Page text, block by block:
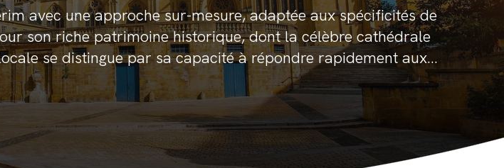
avec une approche sur-mesure, adaptée aux spécificités de
son riche patrimoine historique, dont la célèbre cathédrale
se distingue par sa capacité à répondre rapidement aux
offrant des solutions flexibles et personnalisées.